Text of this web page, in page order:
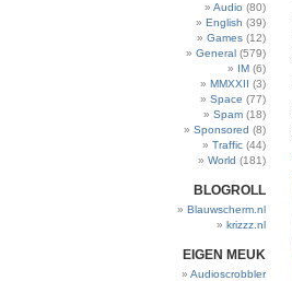
Audio (80)
English (39)
Games (12)
General (579)
IM (6)
MMXXII (3)
Space (77)
Spam (18)
Sponsored (8)
Traffic (44)
World (181)
BLOGROLL
Blauwscherm.nl
krizzz.nl
EIGEN MEUK
Audioscrobbler